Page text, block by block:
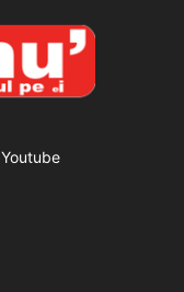
Youtube